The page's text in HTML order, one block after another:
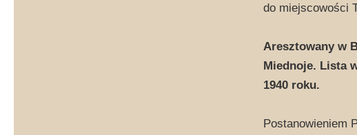
do miejscowości
Aresztowany w
Miednoje. Lista
1940 roku.
Postanowieniem